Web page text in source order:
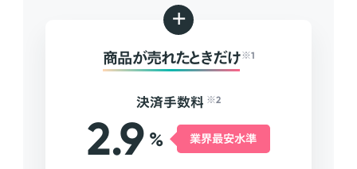
+
商品が売れたときだけ ※1
決済手数料 ※2
2.9 % 業界最安水準